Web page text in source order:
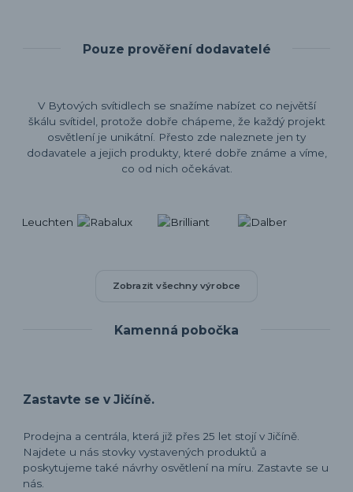
Pouze prověření dodavatelé
V Bytových svítidlech se snažíme nabízet co největší
škálu svítidel, protože dobře chápeme, že každý projekt
osvětlení je unikátní. Přesto zde naleznete jen ty
dodavatele a jejich produkty, které dobře známe a víme,
co od nich očekávat.
Zobrazit všechny výrobce
Kamenná pobočka
Zastavte se v Jičíně.
Prodejna a centrála, která již přes 25 let stojí v Jičíně.
Najdete u nás stovky vystavených produktů a
poskytujeme také návrhy osvětlení na míru. Zastavte se u
nás.